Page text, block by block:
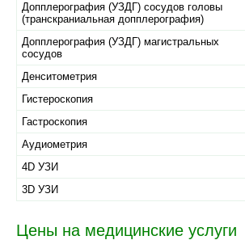
Допплерография (УЗДГ) сосудов головы
(транскраниальная допплерография)
Допплерография (УЗДГ) магистральных
сосудов
Денситометрия
Гистероскопия
Гастроскопия
Аудиометрия
4D УЗИ
3D УЗИ
Цены на медицинские услуги